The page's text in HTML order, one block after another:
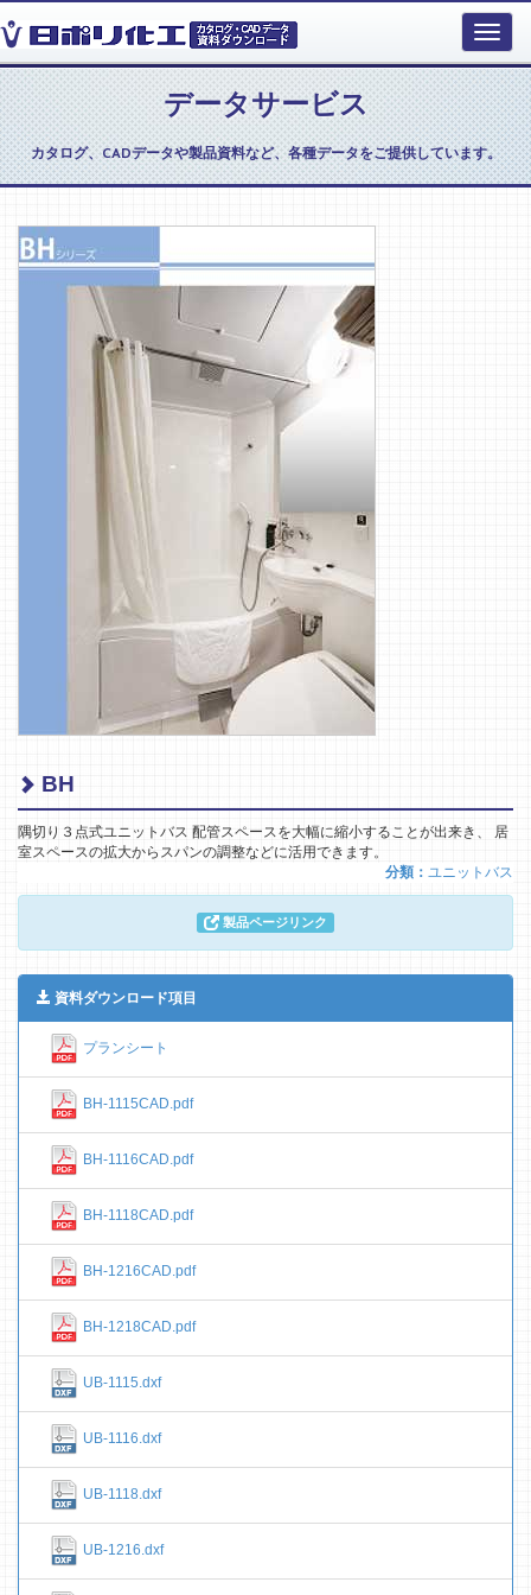
データサービス
カタログ、CADデータや製品資料など、各種データをご提供しています。
BH
隅切り３点式ユニットバス 配管スペースを大幅に縮小することが出来き、 居
室スペースの拡大からスパンの調整などに活用できます。
分類： ユニットバス
製品ページリンク
資料ダウンロード項目
プランシート
BH-1115CAD.pdf
BH-1116CAD.pdf
BH-1118CAD.pdf
BH-1216CAD.pdf
BH-1218CAD.pdf
UB-1115.dxf
UB-1116.dxf
UB-1118.dxf
UB-1216.dxf